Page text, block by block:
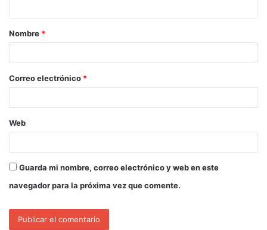
Nombre *
Correo electrónico *
Web
Guarda mi nombre, correo electrónico y web en este
navegador para la próxima vez que comente.